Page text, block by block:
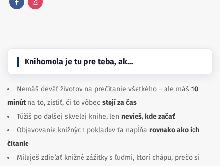
Knihomola je tu pre teba, ak…
Nemáš deväť životov na prečítanie všetkého – ale máš 10
minútna to, zistiť, či to vôbec stojí za čas
Túžiš po ďalšej skvelej knihe, len nevieš, kde začať
Objavovanie knižných pokladov ťa napĺňa rovnako ako ich
čítanie
Miluješ zdieľať knižné zážitky s ľuďmi, ktorí chápu, prečo si